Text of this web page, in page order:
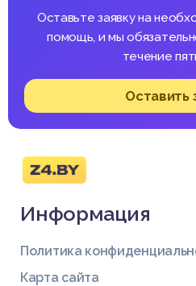
Оставьте заявку на
помощь, и мы
течение
Оставить
Информация
Политика
Карта сайта